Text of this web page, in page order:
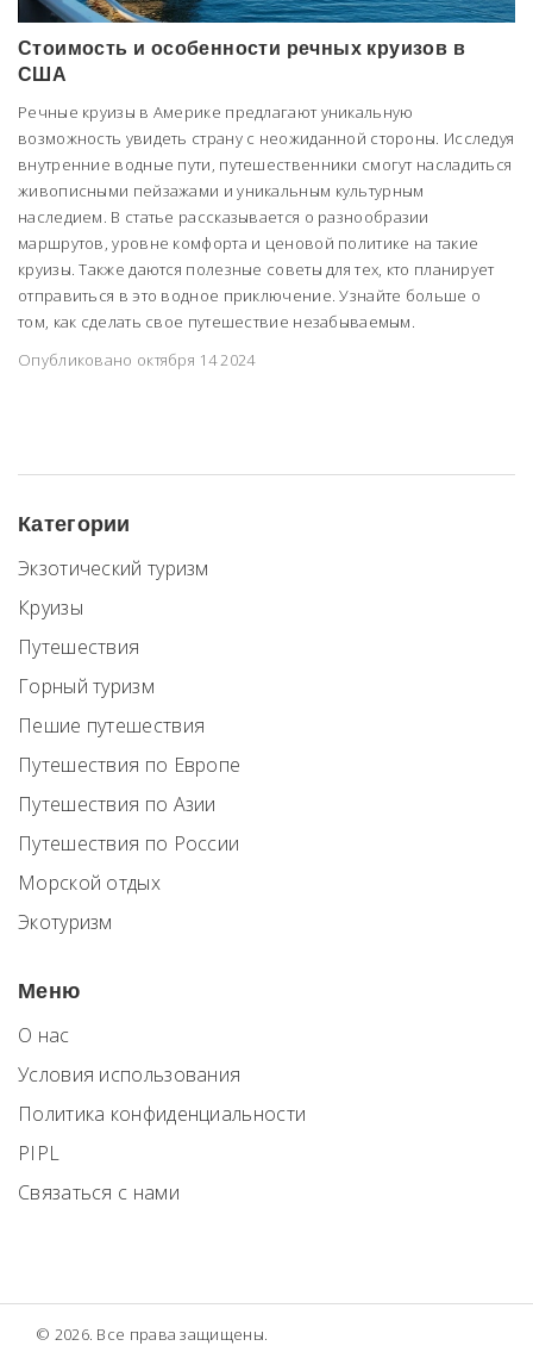
Стоимость и особенности речных круизов в
США
Речные круизы в Америке предлагают уникальную
возможность увидеть страну с неожиданной стороны. Исследуя
внутренние водные пути, путешественники смогут насладиться
живописными пейзажами и уникальным культурным
наследием. В статье рассказывается о разнообразии
маршрутов, уровне комфорта и ценовой политике на такие
круизы. Также даются полезные советы для тех, кто планирует
отправиться в это водное приключение. Узнайте больше о
том, как сделать свое путешествие незабываемым.
Опубликовано октября 14 2024
Категории
Экзотический туризм
Круизы
Путешествия
Горный туризм
Пешие путешествия
Путешествия по Европе
Путешествия по Азии
Путешествия по России
Морской отдых
Экотуризм
Меню
О нас
Условия использования
Политика конфиденциальности
PIPL
Связаться с нами
© 2026. Все права защищены.